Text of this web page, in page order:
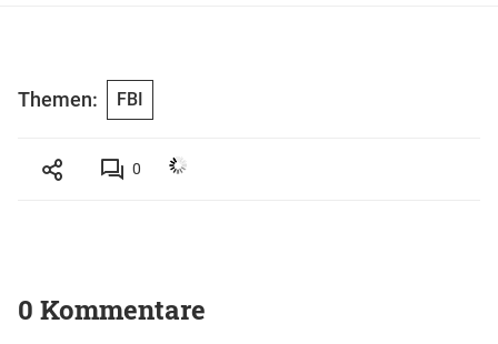
Themen: FBI
0
0 Kommentare